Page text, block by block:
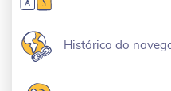
Histórico do